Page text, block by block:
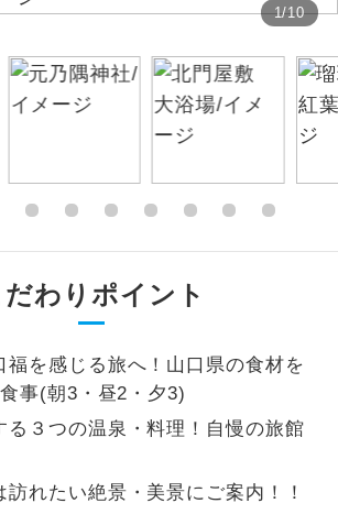
1/10
だわりポイント
福を感じる旅へ！山口県の食材を
事(朝3・昼2・夕3)
る３つの温泉・料理！自慢の旅館
訪れたい絶景・美景にご案内！！
温泉地にも宿泊するコースです。
す。
全てのお食事が付いていますので、お食
事の心配はいりません。（機内食を除
お部屋にてゆっくりとお召し上がりいた
だけます。